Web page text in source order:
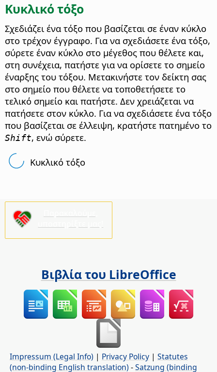
Κυκλικό τόξο
Σχεδιάζει ένα τόξο που βασίζεται σε έναν κύκλο
στο τρέχον έγγραφο. Για να σχεδιάσετε ένα τόξο,
σύρετε έναν κύκλο στο μέγεθος που θέλετε και,
στη συνέχεια, πατήστε για να ορίσετε το σημείο
έναρξης του τόξου. Μετακινήστε τον δείκτη σας
στο σημείο που θέλετε να τοποθετήσετε το
τελικό σημείο και πατήστε. Δεν χρειάζεται να
πατήσετε στον κύκλο. Για να σχεδιάσετε ένα τόξο
που βασίζεται σε έλλειψη, κρατήστε πατημένο το
Shift, ενώ σύρετε.
Κυκλικό τόξο
Βιβλία του LibreOffice
Impressum (Legal Info) | Privacy Policy | Statutes
(non-binding English translation) -Satzung (binding